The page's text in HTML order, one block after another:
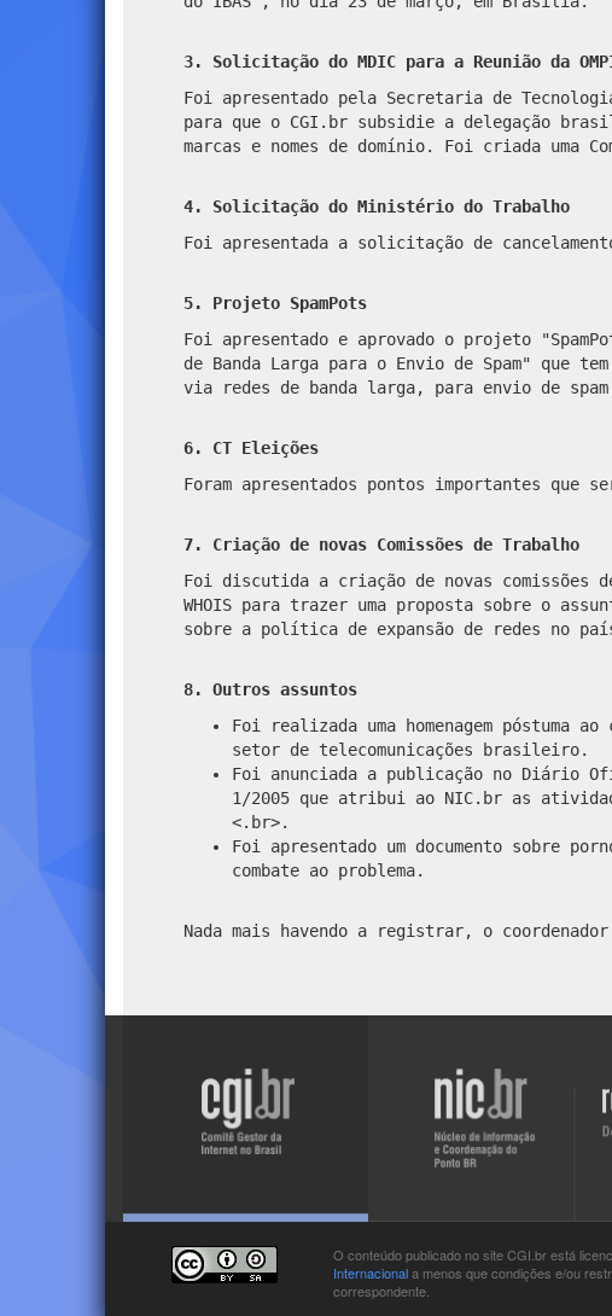
3. Solicitação do MDIC para a Reunião da
Foi apresentado pela Secretaria de
para que o CGI.br subsidie a delegação
marcas e nomes de domínio. Foi criada uma
4. Solicitação do Ministério do Trabalho
Foi apresentada a solicitação de
5. Projeto SpamPots
Foi apresentado e aprovado o projeto
de Banda Larga para o Envio de Spam" que
via redes de banda larga, para envio de
6. CT Eleições
Foram apresentados pontos importantes que
7. Criação de novas Comissões de Trabalho
Foi discutida a criação de novas comissões
WHOIS para trazer uma proposta sobre o
sobre a política de expansão de redes no
8. Outros assuntos
Foi realizada uma homenagem póstuma
setor de telecomunicações brasileiro.
Foi anunciada a publicação no Diário
1/2005 que atribui ao NIC.br as
<.br>.
Foi apresentado um documento sobre
combate ao problema.
Nada mais havendo a registrar, o
site
O conteúdo publicado no site CGI.br está
Internacionala menos que condições e/ou
correspondente.